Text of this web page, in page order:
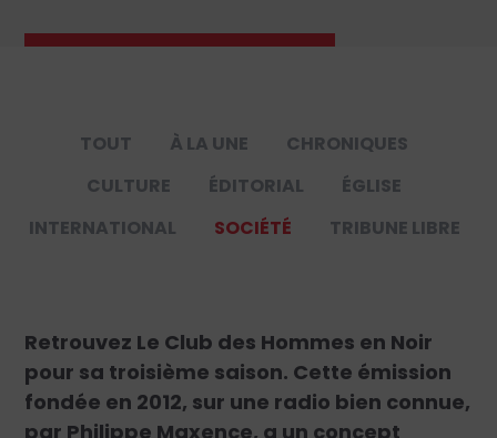
TOUT À LA UNE
CHRONIQUES
CULTURE
ÉDITORIAL
ÉGLISE
INTERNATIONAL
SOCIÉTÉ TRIBUNE LIBRE
Retrouvez Le Club des Hommes en Noir
pour sa troisième saison. Cette émission
fondée en 2012, sur une radio bien connue,
par Philippe Maxence, a un concept